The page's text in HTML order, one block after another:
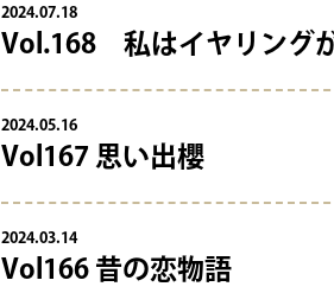
2024.07.18
Vol.168 私はイヤリング
2024.05.16
Vol167 思い出櫻
2024.03.14
Vol166 昔の恋物語